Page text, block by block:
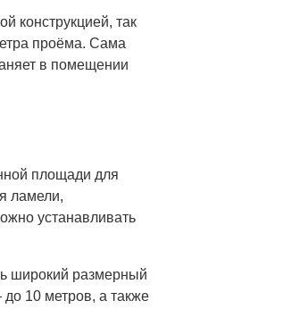
конструкцией, так
проёма. Сама
в помещении
площади для
ламели,
устанавливать
широкий размерный
10 метров, а также